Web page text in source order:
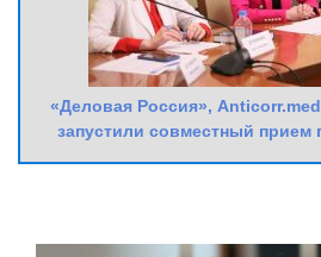
«Деловая Россия»,
запустили совместный прием